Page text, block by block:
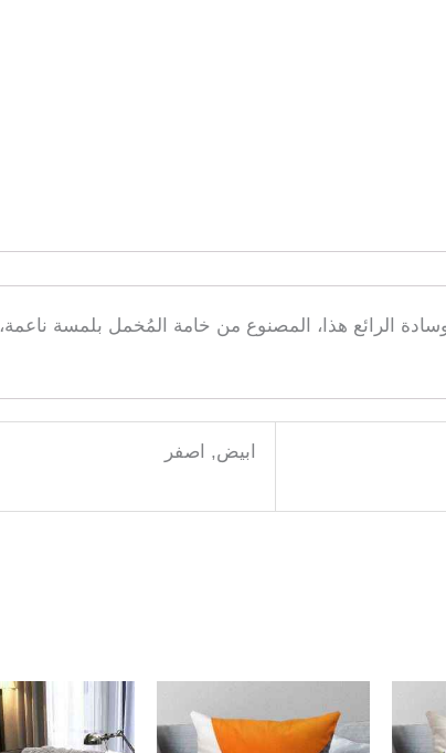
الرائع هذا، المصنوع من خامة المُخمل بلمسة
ابيض, اصفر